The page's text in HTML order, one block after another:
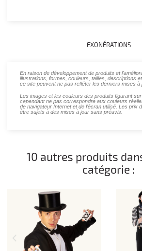
EXONÉRATIONS
En raison de développement de produits et
illustrations, formes, couleurs, tailles, descriptions
ce site peuvent ne pas refléter les derniers mises à
Les images et les couleurs des produits figurant
cependant ne pas correspondre aux couleurs
de navigateur Internet et de l'écran utilisé. Les prix
être sujets à des mises à jour sans préavis.
10 autres produits
catégorie :